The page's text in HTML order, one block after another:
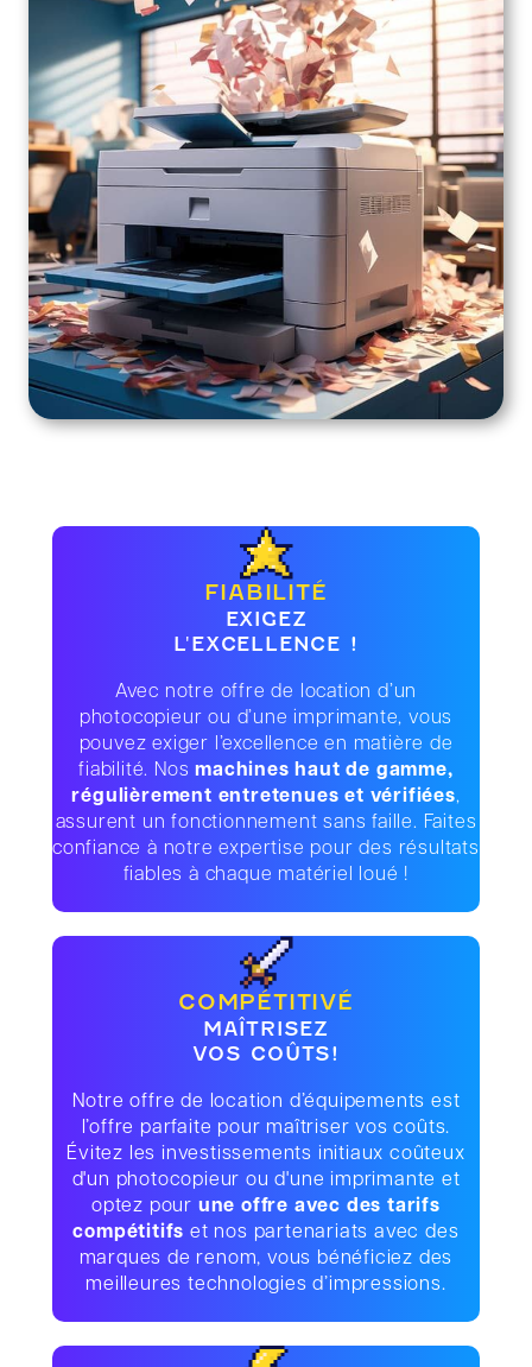
FIABILITÉ
EXIGEZ
L'EXCELLENCE !
Avec notre offre de location d’un
photocopieur ou d’une imprimante, vous
pouvez exiger l’excellence en matière de
fiabilité. Nosmachines haut de gamme,
régulièrement entretenues et vérifiées,
assurent un fonctionnement sans faille. Faites
confiance à notre expertise pour des résultats
fiables à chaque matériel loué !
COMPÉTITIVÉ
MAÎTRISEZ
VOS COÛTS!
Notre offre de location d’équipements est
l’offre parfaite pour maîtriser vos coûts.
Évitez les investissements initiaux coûteux
d'un photocopieur ou d'une imprimante et
optez pour une offre avec des tarifs
compétitifs et nos partenariats avec des
marques de renom, vous bénéficiez des
meilleures technologies d’impressions.